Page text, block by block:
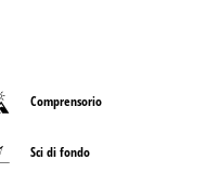
Comprensorio
Sci di fondo